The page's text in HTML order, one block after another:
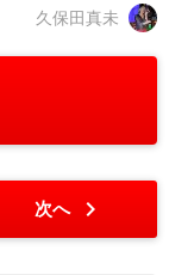
久保田真未
次へ chevron_right